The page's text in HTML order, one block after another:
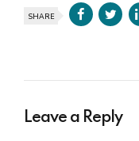
SHARE
Leave a Reply